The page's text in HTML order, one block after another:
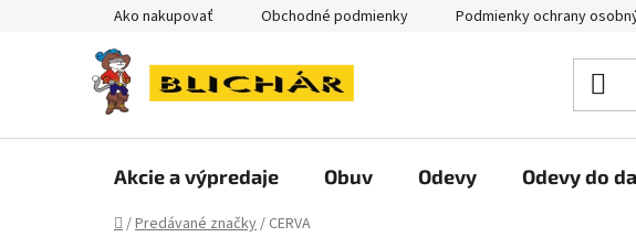
Ako nakupovať Obchodné podmienky Podmienky ochrany
Akcie a výpredaje Obuv Odevy Odevy do
Domov
/Predávané značky/ CERVA